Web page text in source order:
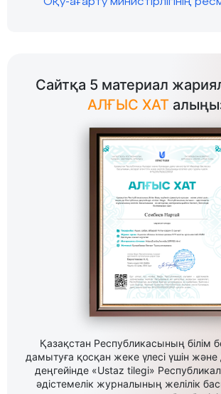
Сайтқа 5 материал
АЛҒЫС ХАТ
Қазақстан Республикасының білім
дамытуға қосқан жеке үлесі үшін
деңгейінде «Ustaz tilegi»
әдістемелік журналының желілік